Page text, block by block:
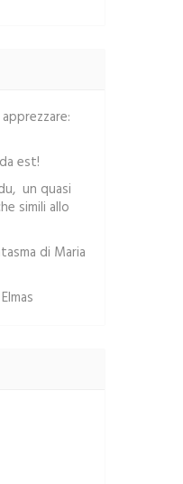
est!
un quasi
simili allo
di Maria